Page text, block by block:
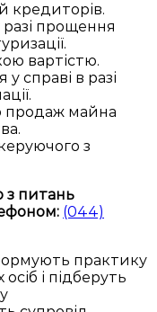
кредиторів.
прощення
вартістю.
справі в разі
продаж майна
з
з питань
(044)
практику
і підберуть